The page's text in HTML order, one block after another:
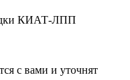
КИАТ-ЛПП
с вами и уточнят